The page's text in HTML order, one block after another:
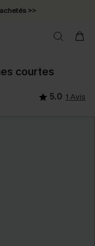
>>
courtes
5.0 1 Avis